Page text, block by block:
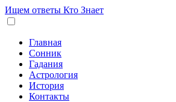
Ищем ответы Кто Знает
Главная
Сонник
Гадания
Астрология
История
Контакты